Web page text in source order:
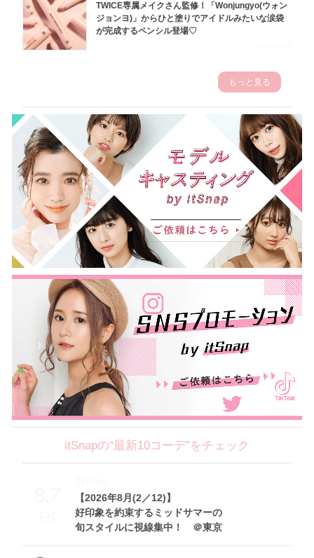
TWICE専属メイクさん監修！「Wonjungyo(ウォン
ジョンヨ)」からひと塗りでアイドルみたいな涙袋
が完成するペンシル登場♡
もっと見る
itSnapの“最新10コーデ”をチェック
8.7
Fri
【2026年8月(2／12)】
好印象を約束するミッドサマーの
旬スタイルに視線集中！ ＠東京
Theme